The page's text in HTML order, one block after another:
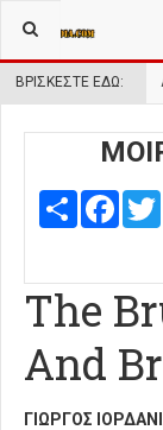
ΒΡΊΣΚΕΣΤΕ ΕΔΏ:
Share
The
And
ΓΙΏΡΓΟΣ